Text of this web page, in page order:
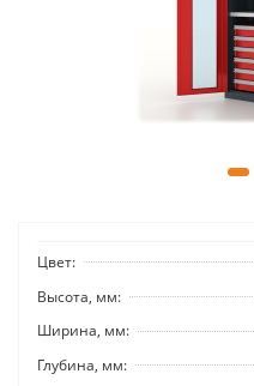
Цвет:
Высота, мм:
Ширина, мм:
Глубина, мм: